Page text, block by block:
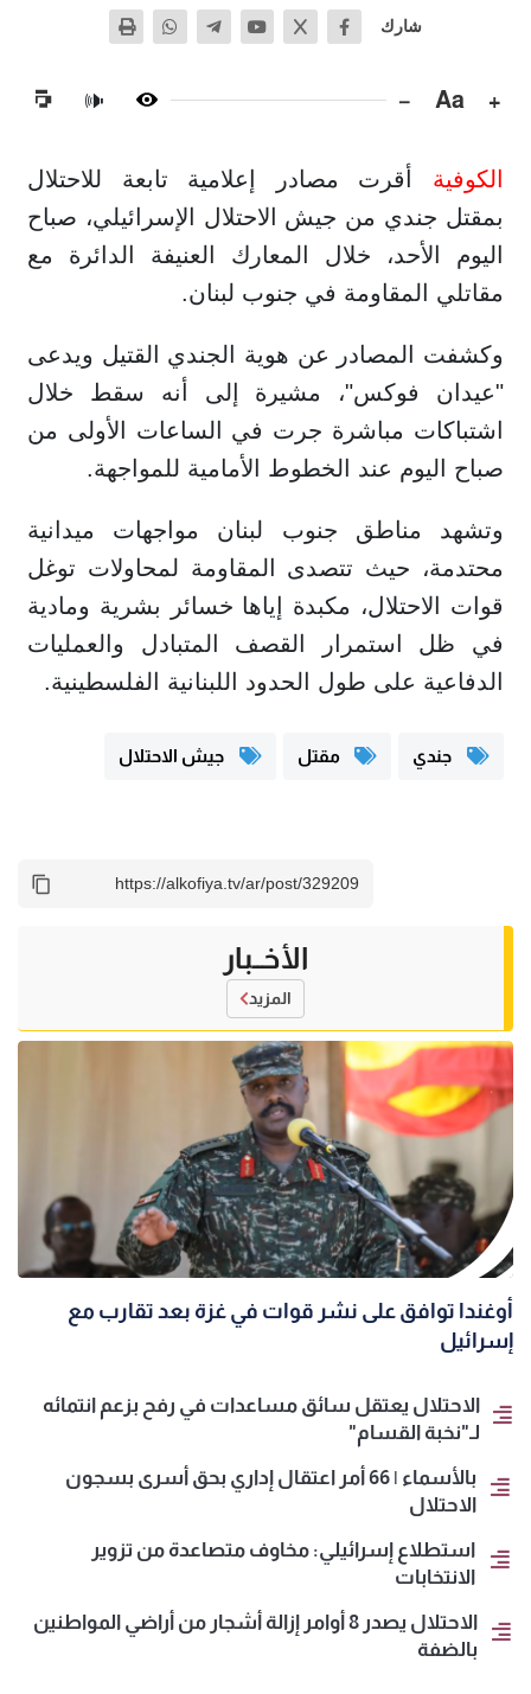
شارك
+
Aa
−
🔊
الكوفية أقرت مصادر إعلامية تابعة للاحتلال
بمقتل جندي من جيش الاحتلال الإسرائيلي، صباح
اليوم الأحد، خلال المعارك العنيفة الدائرة مع
مقاتلي المقاومة في جنوب لبنان.
وكشفت المصادر عن هوية الجندي القتيل ويدعى
"عيدان فوكس"، مشيرة إلى أنه سقط خلال
اشتباكات مباشرة جرت في الساعات الأولى من
صباح اليوم عند الخطوط الأمامية للمواجهة.
وتشهد مناطق جنوب لبنان مواجهات ميدانية
محتدمة، حيث تتصدى المقاومة لمحاولات توغل
قوات الاحتلال، مكبدة إياها خسائر بشرية ومادية
في ظل استمرار القصف المتبادل والعمليات
الدفاعية على طول الحدود اللبنانية الفلسطينية.
جندي مقتل جيش الاحتلال
الأخــبار
المزيد
أوغندا توافق على نشر قوات في غزة بعد تقارب مع
إسرائيل
الاحتلال يعتقل سائق مساعدات في رفح بزعم انتمائه
لـ"نخبة القسام"
بالأسماء | 66 أمر اعتقال إداري بحق أسرى بسجون
الاحتلال
استطلاع إسرائيلي: مخاوف متصاعدة من تزوير
الانتخابات
الاحتلال يصدر 8 أوامر إزالة أشجار من أراضي المواطنين
بالضفة